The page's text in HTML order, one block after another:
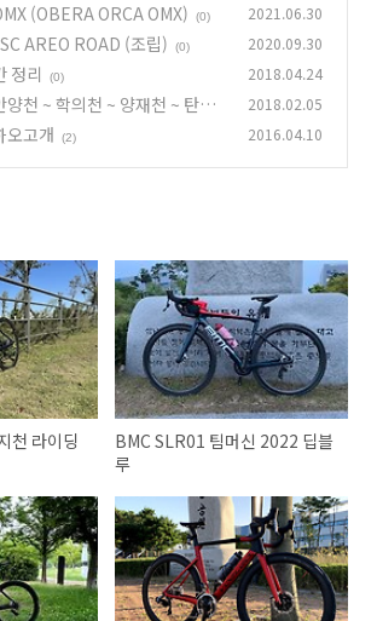
(OBERA ORCA OMX) (0) 2021.06.30
AREO ROAD (조립) (0) 2020.09.30
정리 (0) 2018.04.24
천 ~ 학의천 ~ 양재천 ~ 탄천 2018.02.05
고개 (2) 2016.04.10
천 라이딩
BMC SLR01 팀머신 2022 딥블
루